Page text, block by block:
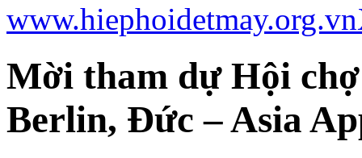
www.hiephoidetmay.org.vn
Mời tham dự Hội
Berlin, Đức – Asia